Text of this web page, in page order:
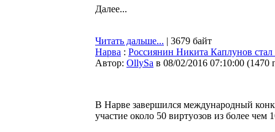
Далее...
Читать дальше... | 3679 байт
Нарва : Россиянин Никита Каплунов
Автор: OllySa в 08/02/2016 07:10:00 (1470
В Нарве завершился международный
участие около 50 виртуозов из более чем